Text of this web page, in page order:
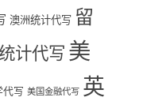
澳洲统计代写 留
计代写 美
代写 美国金融代写 英